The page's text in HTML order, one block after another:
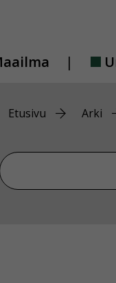
Etusivu Arki
Hae sivustolta